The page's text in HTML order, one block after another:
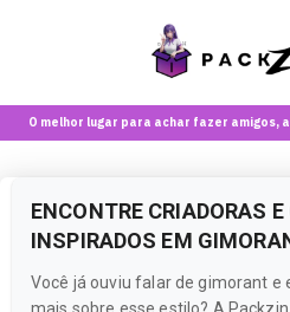
O melhor lugar para achar fazer amigos,
ENCONTRE CRIADORAS
INSPIRADOS EM
Você já ouviu falar de gimorant e